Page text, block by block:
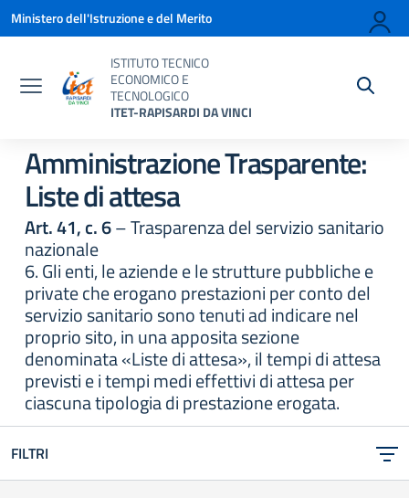
Vai ai contenuti
Vai al menu di navigazione
Vai al footer
Ministero dell'Istruzione e del Merito
ISTITUTO TECNICO
ECONOMICO E
TECNOLOGICO
ITET-RAPISARDI DA VINCI
Amministrazione Trasparente:
Liste di attesa
Art. 41, c. 6– Trasparenza del servizio sanitario
nazionale
6. Gli enti, le aziende e le strutture pubbliche e
private che erogano prestazioni per conto del
servizio sanitario sono tenuti ad indicare nel
proprio sito, in una apposita sezione
denominata «Liste di attesa», il tempi di attesa
previsti e i tempi medi effettivi di attesa per
ciascuna tipologia di prestazione erogata.
FILTRI